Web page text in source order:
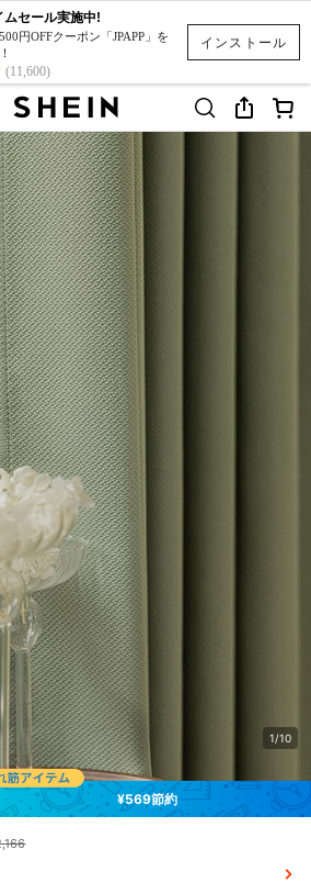
インストール
ムセール実施中!
円OFFクーポン「JPAPP」を
(11,600)
1/10
¥569節約